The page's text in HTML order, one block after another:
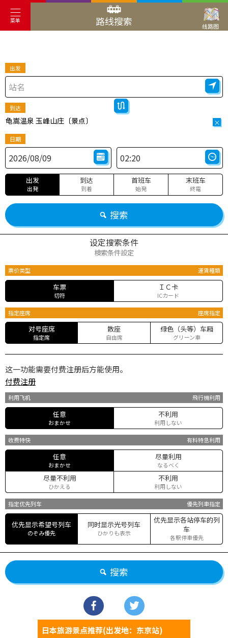
菜单 路线搜索 线路图
出发
到达
龟嵩温泉 玉峰山庄〔景点〕 ×
日期
出发
出発
到达
到着
首班车
始発
末班车
終電
搜索
设定搜索条件
検索条件設定
票价类型 運賃種類
车票
切符
ＩＣ卡
ICカード
指定座席 座席指定
对号座席
指定席
散座
自由席
绿色（头等）车厢
グリーン車
这一功能需要付费注册后方能使用。
付费注册
利用飞机 飛行機利用
任意
おまかせ
不利用
利用しない
收费特快 有料特急利用
任意
おまかせ
尽量利用
なるべく
尽量不利用
ひかえる
不利用
利用しない
指定优先列车 優先列車指定
优先显示希望号列车
のぞみ優先
同时显示光号列车
ひかりも表示
优先显示各站停车的列
车
各駅停車優先
搜索
日本旅游景点推荐(出发地：东京站)